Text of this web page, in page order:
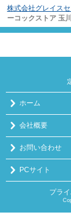
株式会社グレイス
ーコックストア 玉
ホーム
会社概要
お問い合わせ
PCサイト
プラ